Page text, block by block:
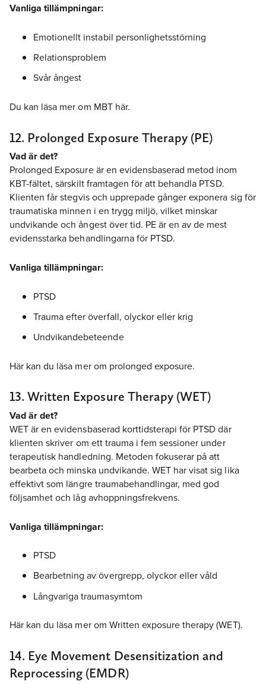
Vanliga tillämpningar:
Emotionellt instabil personlighetsstörning
Relationsproblem
Svår ångest
Du kan läsa mer om MBT här.
12. Prolonged Exposure Therapy (PE)
Vad är det?
Prolonged Exposure är en evidensbaserad metod inom
KBT-fältet, särskilt framtagen för att behandla PTSD.
Klienten får stegvis och upprepade gånger exponera sig för
traumatiska minnen i en trygg miljö, vilket minskar
undvikande och ångest över tid. PE är en av de mest
evidensstarka behandlingarna för PTSD.
Vanliga tillämpningar:
PTSD
Trauma efter överfall, olyckor eller krig
Undvikandebeteende
Här kan du läsa mer om prolonged exposure.
13. Written Exposure Therapy (WET)
Vad är det?
WET är en evidensbaserad korttidsterapi för PTSD där
klienten skriver om ett trauma i fem sessioner under
terapeutisk handledning. Metoden fokuserar på att
bearbeta och minska undvikande. WET har visat sig lika
effektivt som längre traumabehandlingar, med god
följsamhet och låg avhoppningsfrekvens.
Vanliga tillämpningar:
PTSD
Bearbetning av övergrepp, olyckor eller våld
Långvariga traumasymtom
Här kan du läsa mer om Written exposure therapy (WET).
14. Eye Movement Desensitization and
Reprocessing (EMDR)